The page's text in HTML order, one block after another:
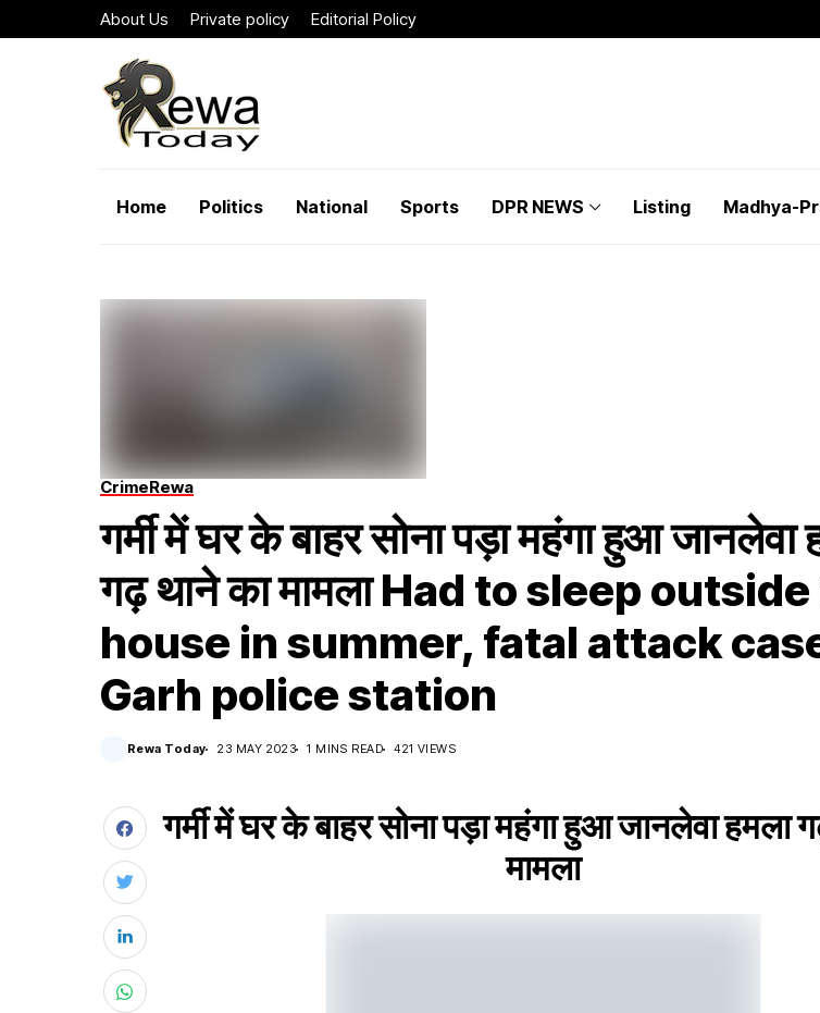
About Us Private policy Editorial Policy
Home Politics National Sports DPR NEWS Listing Madhya-
CrimeRewa
गर्मी में घर के बाहर सोना पड़ा महंगा हुआ जानलेवा
गढ़ थाने का मामला Had to sleep
house in summer, fatal attack
Garh police station
Rewa Today 23 MAY 2023 1 MINS READ 421 VIEWS
गर्मी में घर के बाहर सोना पड़ा महंगा हुआ जानलेवा हमला
मामला